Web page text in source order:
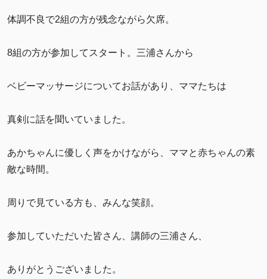
体調不良で2組の方が残念ながら欠席。
8組の方が参加してスタート。三浦さんから
ベビーマッサージについてお話があり、ママたちは
真剣に話を聞いていました。
あかちゃんに優しく声をかけながら、ママと赤ちゃんの素
敵な時間。
周りで見ている方も、みんな笑顔。
参加していただいた皆さん、講師の三浦さん、
ありがとうございました。